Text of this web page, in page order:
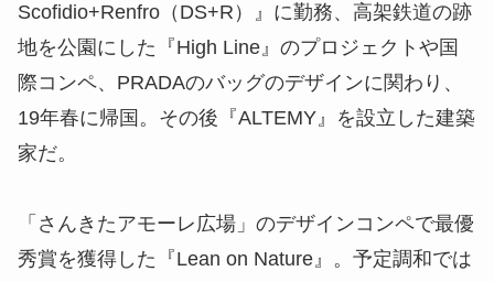
Scofidio+Renfro （DS+R）』に勤務、高架鉄道の跡
地を公園にした『High Line』のプロジェクトや国
際コンペ、PRADAのバッグのデザインに関わり、
19年春に帰国。その後『ALTEMY』を設立した建築
家だ。
「さんきたアモーレ広場」のデザインコンペで最優
秀賞を獲得した『Lean on Nature』。予定調和では